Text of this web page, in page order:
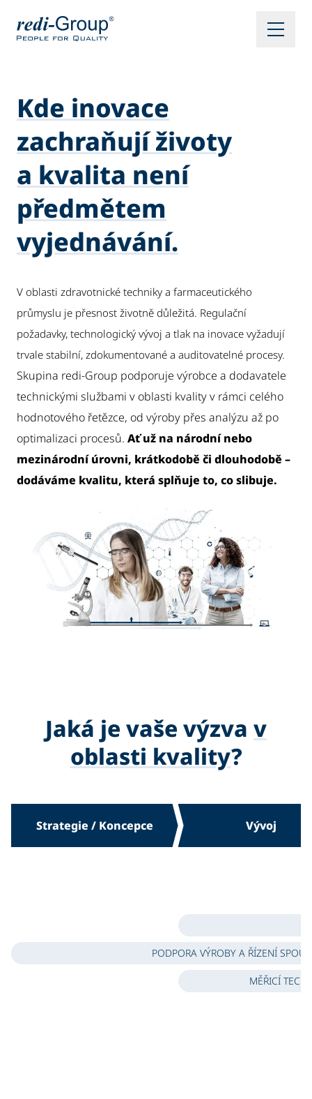
Kde inovace
zachraňují životy
a kvalita není
předmětem
vyjednávání.
V oblasti zdravotnické techniky a farmaceutického
průmyslu je přesnost životně důležitá. Regulační
požadavky, technologický vývoj a tlak na inovace vyžadují
trvale stabilní, zdokumentované a auditovatelné procesy.
Skupina redi-Group podporuje výrobce a dodavatele
technickými službami v oblasti kvality v rámci celého
hodnotového řetězce, od výroby přes analýzu až po
optimalizaci procesů. Ať už na národní nebo
mezinárodní úrovni, krátkodobě či dlouhodobě –
dodáváme kvalitu, která splňuje to, co slibuje.
Jaká je vaše výzva v
oblasti kvality?
Strategie / Koncepce Vývoj
PODPORA VÝROBY A ŘÍZENÍ
MĚŘICÍ